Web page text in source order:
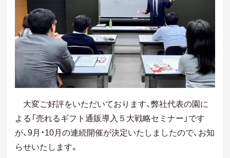
大変ご好評をいただいております、弊社代表の園に
よる「売れるギフト通販導入５大戦略セミナー」です
が、9月・10月の連続開催が決定いたしましたので、お知
らせいたします。